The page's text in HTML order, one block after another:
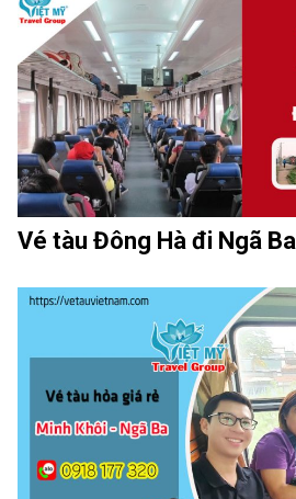
Vé tàu Đông Hà đi Ngã Ba